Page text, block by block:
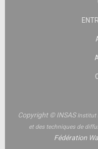
Copyright © INSASInstitut
et des techniques de
Fédération